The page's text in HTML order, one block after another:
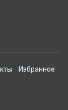
Избранное